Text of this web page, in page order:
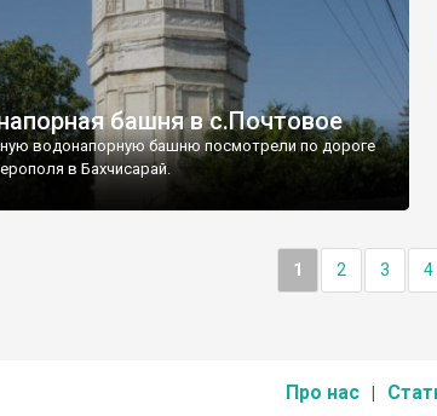
башня в с.Почтовое
водонапорную башню посмотрели по дороге
в Бахчисарай.
1 2 3 4
Про нас